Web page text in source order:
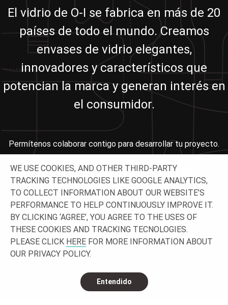
El vidrio de O-I se fabrica en más de 20
países de todo el mundo. Creamos
envases de vidrio elegantes,
innovadores y característicos que
potencian la marca y generan interés en
el consumidor.
Permítenos colaborar contigo para desarrollar tu proyecto.
PONTE EN CONTACTO
CON NOSOTROS
WE USE COOKIES, AND OTHER THIRD-PARTY
TRACKING TECHNOLOGIES LIKE GOOGLE ANALYTICS,
TO COLLECT INFORMATION ABOUT OUR WEBSITE’S
PERFORMANCE TO HELP CONTINUOUSLY IMPROVE IT.
BY CLICKING ‘AGREE’, YOU AGREE TO THE USES OF
THESE COOKIES AND TRACKING TECNOLOGIES.
PLEASE CLICK HERE FOR MORE INFORMATION ABOUT
OUR PRIVACY POLICY.
Entendido